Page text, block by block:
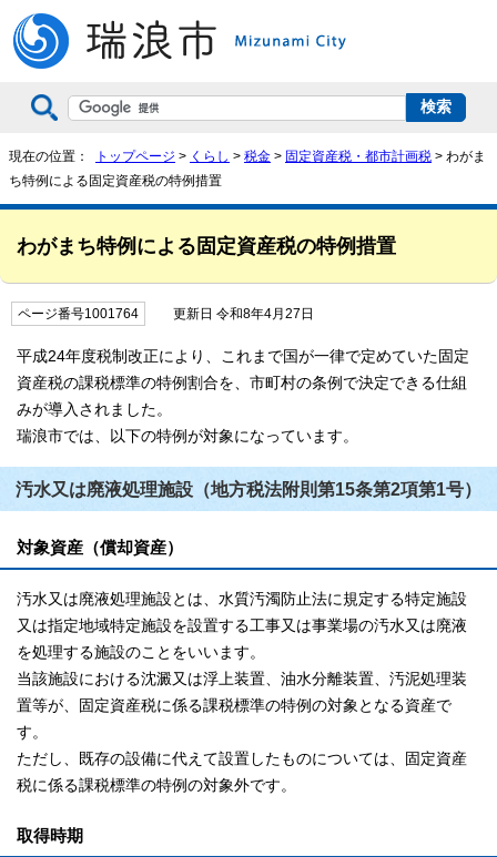
現在の位置： トップページ > くらし > 税金 > 固定資産税・都市計画税 > わがま
ち特例による固定資産税の特例措置
わがまち特例による固定資産税の特例措置
ページ番号1001764 更新日 令和8年4月27日
平成24年度税制改正により、これまで国が一律で定めていた固定
資産税の課税標準の特例割合を、市町村の条例で決定できる仕組
みが導入されました。
瑞浪市では、以下の特例が対象になっています。
汚水又は廃液処理施設（地方税法附則第15条第2項第1号）
対象資産（償却資産）
汚水又は廃液処理施設とは、水質汚濁防止法に規定する特定施設
又は指定地域特定施設を設置する工事又は事業場の汚水又は廃液
を処理する施設のことをいいます。
当該施設における沈澱又は浮上装置、油水分離装置、汚泥処理装
置等が、固定資産税に係る課税標準の特例の対象となる資産で
す。
ただし、既存の設備に代えて設置したものについては、固定資産
税に係る課税標準の特例の対象外です。
取得時期